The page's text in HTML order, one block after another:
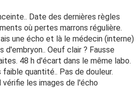
Date des dernières règles
où pertes marrons régulière.
une écho et là le médecin (interne)
d'embryon.. Oeuf clair ? Fausse
48 h d'écart dans le même labo.
quantité.. Pas de douleur.
vérifie les images de l'écho